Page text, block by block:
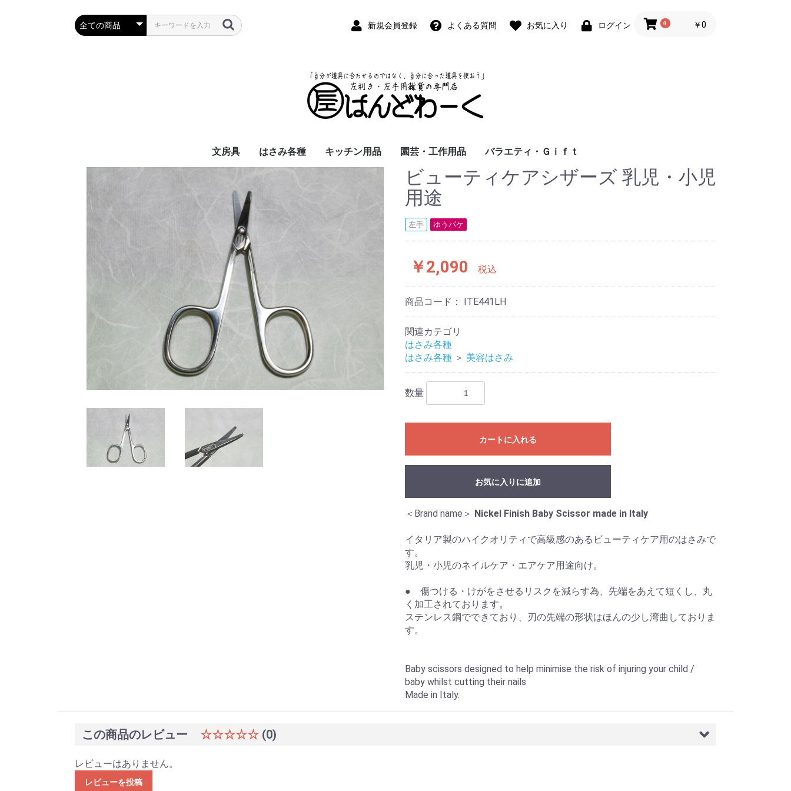
新規会員登録 よくある質問 お気に入り ログイン 0 ￥0
文房具 はさみ各種 キッチン用品 園芸・工作用品
草取鎌
園芸はさみ
メジャー・曲尺
カッター
工作用具・その他
バラエティ・Ｇｉｆｔ
Wallet(財布)
時計
デジタル小物
バラエティグッズ
ファッション小物
京扇子
書籍
ビューティケアシザーズ 乳児・小児
用途
左手 ゆうパケ
￥2,090 税込
商品コード： ITE441LH
関連カテゴリ
はさみ各種
はさみ各種 ＞ 美容はさみ
数量
カートに入れる
お気に入りに追加
＜Brand name＞ Nickel Finish Baby Scissor made in Italy
イタリア製のハイクオリティで高級感のあるビューティケア用のはさみで
す。
乳児・小児のネイルケア・エアケア用途向け。
● 傷つける・けがをさせるリスクを減らす為、先端をあえて短くし、丸
く加工されております。
ステンレス鋼でできており、刃の先端の形状はほんの少し湾曲しておりま
す。
Baby scissors designed to help minimise the risk of injuring your child /
baby whilst cutting their nails
Made in Italy.
この商品のレビュー ☆☆☆☆☆ (0)
レビューはありません。
レビューを投稿